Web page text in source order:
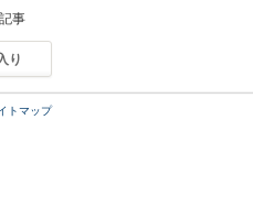
事
り
トマップ